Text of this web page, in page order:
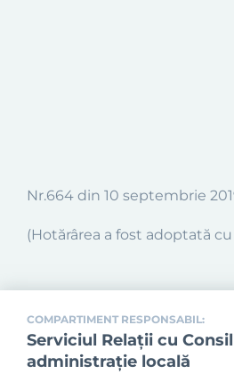
Nr.664 din 10 septembrie
(Hotărârea a fost adoptată cu
COMPARTIMENT RESPONSABIL:
Serviciul Relaţii cu
administraţie locală